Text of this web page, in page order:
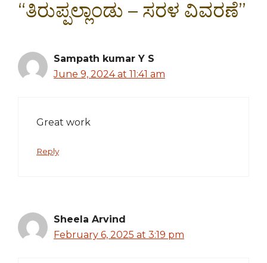
“ತಿರುಪ್ಪಲ್ಲಾಂಡು – ಸರಳ ವಿವರಣೆ”
Sampath kumar Y S
June 9, 2024 at 11:41 am
Great work
Reply
Sheela Arvind
February 6, 2025 at 3:19 pm